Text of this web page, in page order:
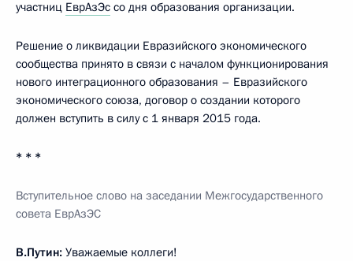
участниц ЕврАзЭс со дня образования организации.
Решение о ликвидации Евразийского экономического
сообщества принято в связи с началом функционирования
нового интеграционного образования – Евразийского
экономического союза, договор о создании которого
должен вступить в силу с 1 января 2015 года.
* * *
Вступительное слово на заседании Межгосударственного
совета ЕврАзЭС
В.Путин: Уважаемые коллеги!